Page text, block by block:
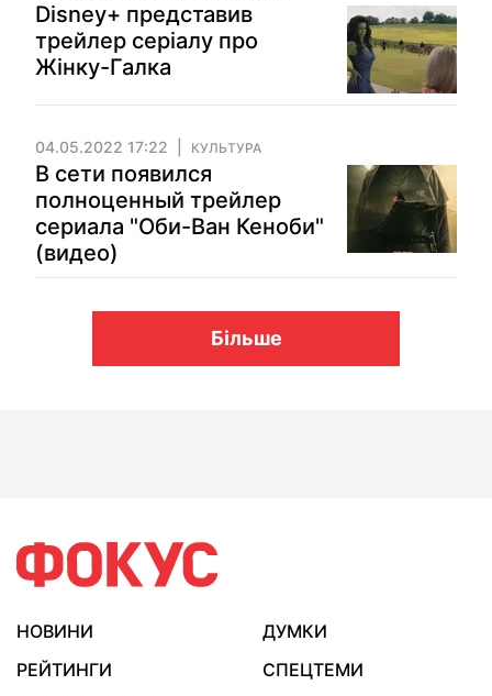
Disney+ представив
трейлер серіалу про
Жінку-Галка
04.05.2022 17:22 КУЛЬТУРА
В сети появился
полноценный трейлер
сериала "Оби-Ван Кеноби"
(видео)
Більше
НОВИНИ
ДУМКИ
РЕЙТИНГИ
СПЕЦТЕМИ